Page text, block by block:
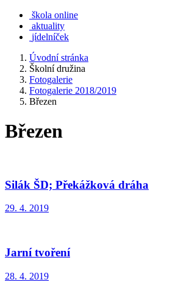
škola online
aktuality
jídelníček
Úvodní stránka
Školní družina
Fotogalerie
Fotogalerie 2018/2019
Březen
Březen
Silák ŠD; Překážková dráha
29. 4. 2019
Jarní tvoření
28. 4. 2019